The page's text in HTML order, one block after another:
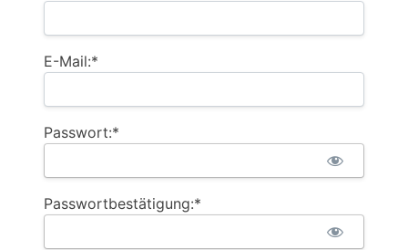
E-Mail:*
Passwort:*
Passwortbestätigung:*